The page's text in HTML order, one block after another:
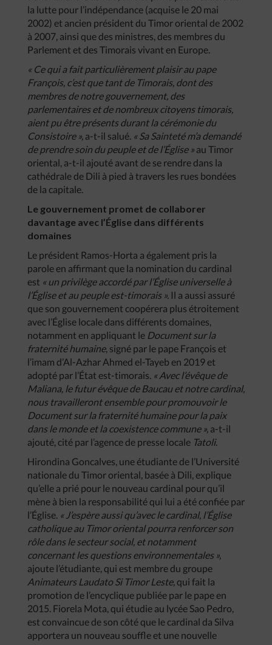
la lutte pour l’indépendance (acquise le 20 mai
2002) et ancien président du Timor oriental de 2002
à 2007, ainsi que des ministres, des membres du
Parlement et des Timorais vivant en Europe.
« Ce qui a fait particulièrement plaisir au pape
François, c’est que tant de Timorais, dont des
membres de notre gouvernement, des
parlementaires et de nombreux citoyens timorais,
aient pu être présents durant la cérémonie du
Consistoire », a-t-il salué. « Sa Sainteté m’a demandé
de prendre soin du peuple et de l’Église » au Timor
oriental, a-t-il ajouté avant de se rendre dans la
cathédrale de Dili à pied à travers les rues bondées
de la capitale.
Le gouvernement promet de collaborer
davantage avec l’Église dans différents
domaines
Le président Ramos-Horta a également pris la
parole en affirmant que la nomination du cardinal
est « un privilège accordé par l’Église universelle à
l’Église et au peuple est-timorais ». Il a aussi assuré
que son gouvernement coopérera plus étroitement
avec l’Église locale dans différents domaines,
notamment en appliquant le Document sur la
fraternité humaine, signé par le pape François et
l’imam d’Al-Azhar Ahmed el-Tayeb en 2019 et
adopté par l’État est-timorais. « Avec l’évêque de
Maliana, le futur évêque de Baucau et notre cardinal,
nous travailleront ensemble pour promouvoir le
Document sur la fraternité humaine pour la paix
dans le monde et la coexistence commune », a-t-il
ajouté, cité par l’agence de presse locale Tatoli.
Hirondina Goncalves, une étudiante de l’Université
nationale du Timor oriental, basée à Dili, explique
qu’elle a prié pour le nouveau cardinal pour qu’il
mène à bien la responsabilité qui lui a été confiée par
l’Église. « J’espère aussi qu’avec le cardinal, l’Église
catholique au Timor oriental pourra renforcer son
rôle dans le secteur social, et notamment
concernant les questions environnementales »,
ajoute l’étudiante, qui est membre du groupe
Animateurs Laudato Si Timor Leste, qui fait la
promotion de l’encyclique publiée par le pape en
2015. Fiorela Mota, qui étudie au lycée Sao Pedro,
est convaincue de son côté que le cardinal da Silva
apportera un nouveau souffle et une nouvelle